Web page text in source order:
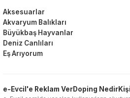
Aksesuarlar
Akvaryum Balıkları
Büyükbaş Hayvanlar
Deniz Canlıları
Eş Arıyorum
e-Evcil'e Reklam VerDoping Nedir